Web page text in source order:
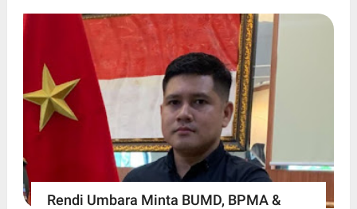
Rendi Umbara Minta BUMD, BPMA &